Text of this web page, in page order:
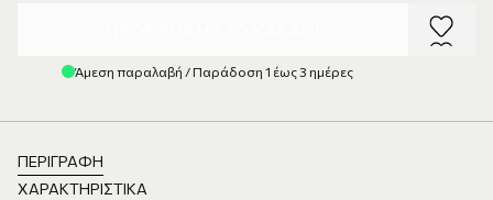
Άμεση παραλαβή / Παράδοση 1 έως 3 ημέρες
ΠΕΡΙΓΡΑΦΉ
ΧΑΡΑΚΤΗΡΙΣΤΙΚΆ